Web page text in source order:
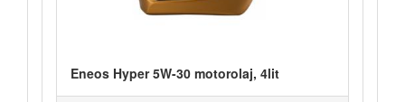
Eneos Hyper 5W-30 motorolaj, 4lit